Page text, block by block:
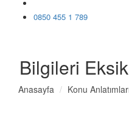
0850 455 1 789
Bilgileri
Anasayfa Konu